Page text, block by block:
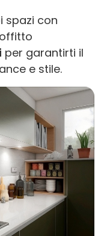
spazi con
per garantirti il
e stile.